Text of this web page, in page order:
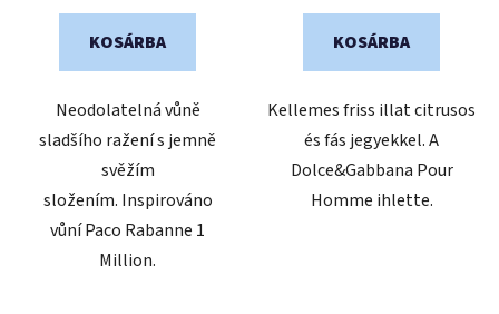
KOSÁRBA
Neodolatelná vůně
sladšího ražení s jemně
svěžím
složením. Inspirováno
vůní Paco Rabanne 1
Million.
KOSÁRBA
Kellemes friss illat citrusos
és fás jegyekkel. A
Dolce&Gabbana Pour
Homme ihlette.